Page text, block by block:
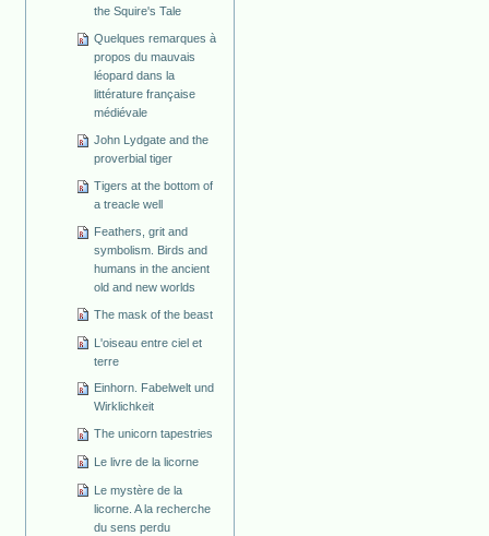
the Squire's Tale
Quelques remarques à
propos du mauvais
léopard dans la
littérature française
médiévale
John Lydgate and the
proverbial tiger
Tigers at the bottom of
a treacle well
Feathers, grit and
symbolism. Birds and
humans in the ancient
old and new worlds
The mask of the beast
L'oiseau entre ciel et
terre
Einhorn. Fabelwelt und
Wirklichkeit
The unicorn tapestries
Le livre de la licorne
Le mystère de la
licorne. A la recherche
du sens perdu